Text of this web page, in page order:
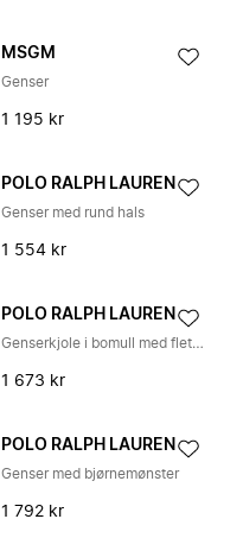
MSGM
Genser
1 195 kr
POLO RALPH LAUREN
Genser med rund hals
1 554 kr
POLO RALPH LAUREN
Genserkjole i bomull med flettemønster
1 673 kr
POLO RALPH LAUREN
Genser med bjørnemønster
1 792 kr